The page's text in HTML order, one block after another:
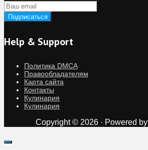
Help & Support
Политика DMCA
Правообладателям
Карта сайта
Контакты
Кулинария
Кулинария
Copyright © 2026 · Powered by